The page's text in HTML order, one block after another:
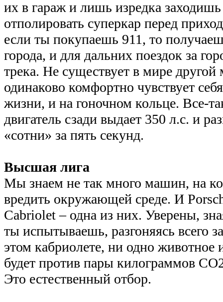
их в гараж и лишь изредка
отполировать суперкар перед
если ты покупаешь 911, то
города, и для дальних поездок за
трека. Не существует в мире
одинаково комфортно чувствует
жизни, и на гоночном кольце. Все-
двигатель сзади выдает 350 л.с. и
«сотни» за пять секунд.
Высшая лига
Мы знаем не так много машин, на
вредить окружающей среде. И
Cabriolet – одна из них. Уверены,
ты испытываешь, разгоняясь всего
этом кабриолете, ни одно животное
будет против пары килограммов
Это естественный отбор.